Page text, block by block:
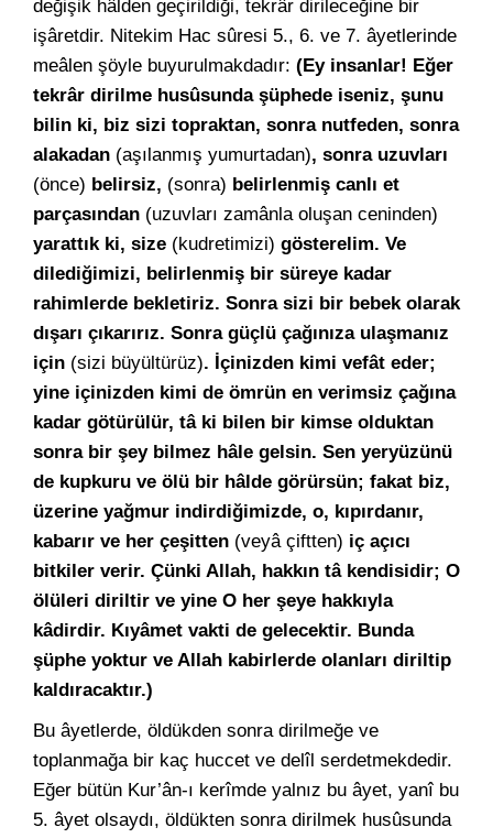
değişik hâlden geçirildiği, tekrâr dirileceğine bir
işâretdir. Nitekim Hac sûresi 5., 6. ve 7. âyetlerinde
meâlen şöyle buyurulmakdadır: (Ey insanlar! Eğer
tekrâr dirilme husûsunda şüphede iseniz, şunu
bilin ki, biz sizi topraktan, sonra nutfeden, sonra
alakadan (aşılanmış yumurtadan), sonra uzuvları
(önce) belirsiz, (sonra) belirlenmiş canlı et
parçasından (uzuvları zamânla oluşan ceninden)
yarattık ki, size (kudretimizi) gösterelim. Ve
dilediğimizi, belirlenmiş bir süreye kadar
rahimlerde bekletiriz. Sonra sizi bir bebek olarak
dışarı çıkarırız. Sonra güçlü çağınıza ulaşmanız
için (sizi büyültürüz). İçinizden kimi vefât eder;
yine içinizden kimi de ömrün en verimsiz çağına
kadar götürülür, tâ ki bilen bir kimse olduktan
sonra bir şey bilmez hâle gelsin. Sen yeryüzünü
de kupkuru ve ölü bir hâlde görürsün; fakat biz,
üzerine yağmur indirdiğimizde, o, kıpırdanır,
kabarır ve her çeşitten (veyâ çiftten) iç açıcı
bitkiler verir. Çünki Allah, hakkın tâ kendisidir; O
ölüleri diriltir ve yine O her şeye hakkıyla
kâdirdir. Kıyâmet vakti de gelecektir. Bunda
şüphe yoktur ve Allah kabirlerde olanları diriltip
kaldıracaktır.)
Bu âyetlerde, öldükden sonra dirilmeğe ve
toplanmağa bir kaç huccet ve delîl serdetmekdedir.
Eğer bütün Kur’ân-ı kerîmde yalnız bu âyet, yanî bu
5. âyet olsaydı, öldükten sonra dirilmek husûsunda